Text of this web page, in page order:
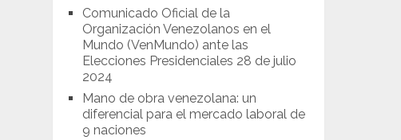
Comunicado Oficial de la
Organización Venezolanos en el
Mundo (VenMundo) ante las
Elecciones Presidenciales 28 de julio
2024
Mano de obra venezolana: un
diferencial para el mercado laboral de
9 naciones